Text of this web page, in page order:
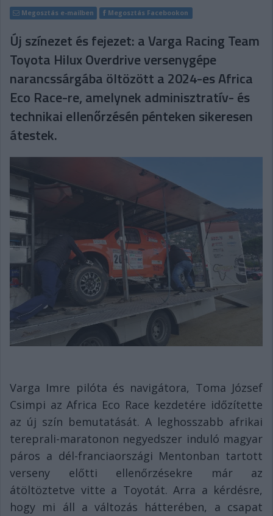
Megosztás e-mailben Megosztás Facebookon
Új színezet és fejezet: a Varga Racing Team
Toyota Hilux Overdrive versenygépe
narancssárgába öltözött a 2024-es Africa
Eco Race-re, amelynek adminisztratív- és
technikai ellenőrzésén pénteken sikeresen
átestek.
Varga Imre pilóta és navigátora, Toma József
Csimpi az Africa Eco Race kezdetére időzítette
az új szín bemutatását. A leghosszabb afrikai
tereprali-maratonon negyedszer induló magyar
páros a dél-franciaországi Mentonban tartott
verseny előtti ellenőrzésekre már az
átöltöztetve vitte a Toyotát. Arra a kérdésre,
hogy mi áll a változás hátterében, a csapat